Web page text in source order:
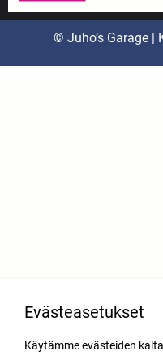
© Juho’s Garage |
Evästeasetukset
Käytämme evästeiden